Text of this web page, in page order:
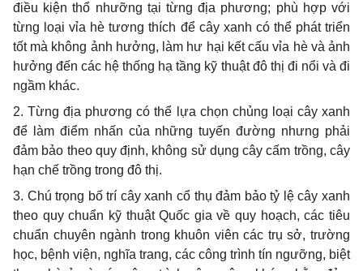
điều kiện thổ nhưỡng tại từng địa phương; phù hợp với
từng loại vỉa hè tương thích để cây xanh có thể phát triển
tốt mà không ảnh hưởng, làm hư hại kết cấu vỉa hè và ảnh
hưởng đến các hệ thống hạ tầng kỹ thuật đô thị đi nổi và đi
ngầm khác.
2. Từng địa phương có thể lựa chọn chủng loại cây xanh
để làm điểm nhấn của những tuyến đường nhưng phải
đảm bảo theo quy định, không sử dụng cây cấm trồng, cây
hạn chế trồng trong đô thị.
3. Chú trọng bố trí cây xanh cổ thụ đảm bảo tỷ lệ cây xanh
theo quy chuẩn kỹ thuật Quốc gia về quy hoạch, các tiêu
chuẩn chuyên ngành trong khuôn viên các trụ sở, trường
học, bệnh viện, nghĩa trang, các công trình tín ngưỡng, biệt